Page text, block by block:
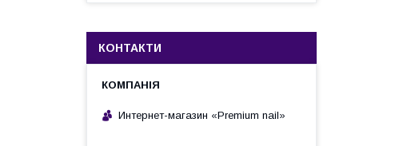
КОНТАКТИ
Интернет-магазин «Premium nail»